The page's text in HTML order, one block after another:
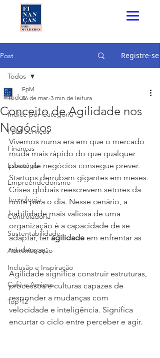
Post Registre-se
Todos
Índice por Categoria
FpM Serviços
Finanças
Estratégia
Empreendedorismo
Tecnologia
Controladoria
Sustentabilidade
Administração
Inclusão e Inspiração
Café e Amigos
Top 12
Todos
Conceito de Agilidade nos
Negócios
FpM
26 de mar. 3 min de leitura
Vivemos numa era em que o mercado
muda mais rápido do que qualquer
plano de negócios consegue prever.
Startups derrubam gigantes em meses.
Crises globais reescrevem setores da
noite para o dia. Nesse cenário, a
habilidade mais valiosa de uma
organização é a capacidade de se
adaptar, ter agilidade em enfrentar as
mudanças.
Agilidade significa construir estruturas,
processos e culturas capazes de
responder a mudanças com
velocidade e inteligência. Significa
encurtar o ciclo entre perceber e agir.